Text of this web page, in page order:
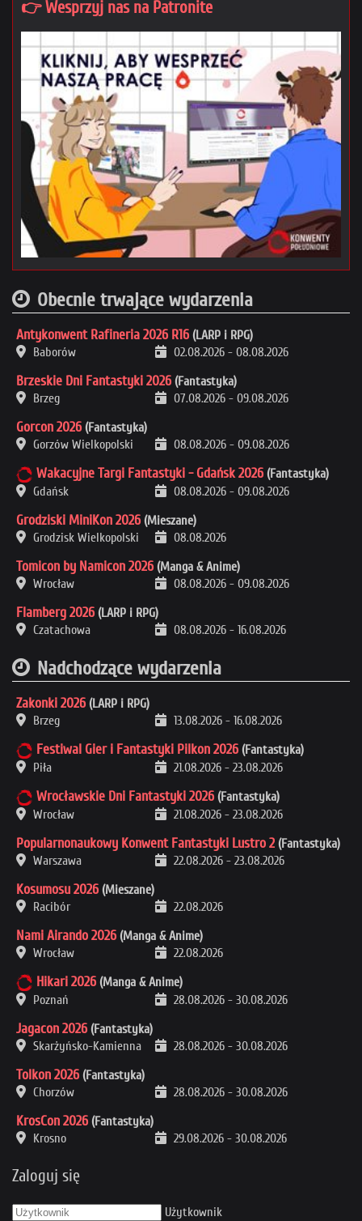
👉 Wesprzyj nas na Patronite
Obecnie trwające wydarzenia
Antykonwent Rafineria 2026 R16 (LARP i RPG)
Baborów
02.08.2026 - 08.08.2026
Brzeskie Dni Fantastyki 2026 (Fantastyka)
Brzeg
07.08.2026 - 09.08.2026
Gorcon 2026 (Fantastyka)
Gorzów Wielkopolski
08.08.2026 - 09.08.2026
Wakacyjne Targi Fantastyki - Gdańsk 2026 (Fantastyka)
Gdańsk
08.08.2026 - 09.08.2026
Grodziski MiniKon 2026 (Mieszane)
Grodzisk Wielkopolski
08.08.2026
Tomicon by Namicon 2026 (Manga & Anime)
Wrocław
08.08.2026 - 09.08.2026
Flamberg 2026 (LARP i RPG)
Czatachowa
08.08.2026 - 16.08.2026
Nadchodzące wydarzenia
Zakonki 2026 (LARP i RPG)
Brzeg
13.08.2026 - 16.08.2026
Festiwal Gier i Fantastyki Pilkon 2026 (Fantastyka)
Piła
21.08.2026 - 23.08.2026
Wrocławskie Dni Fantastyki 2026 (Fantastyka)
Wrocław
21.08.2026 - 23.08.2026
Popularnonaukowy Konwent Fantastyki Lustro 2 (Fantastyka)
Warszawa
22.08.2026 - 23.08.2026
Kosumosu 2026 (Mieszane)
Racibór
22.08.2026
Nami Airando 2026 (Manga & Anime)
Wrocław
22.08.2026
Hikari 2026 (Manga & Anime)
Poznań
28.08.2026 - 30.08.2026
Jagacon 2026 (Fantastyka)
Skarżyńsko-Kamienna
28.08.2026 - 30.08.2026
Tolkon 2026 (Fantastyka)
Chorzów
28.08.2026 - 30.08.2026
KrosCon 2026 (Fantastyka)
Krosno
29.08.2026 - 30.08.2026
Zaloguj się
Użytkownik